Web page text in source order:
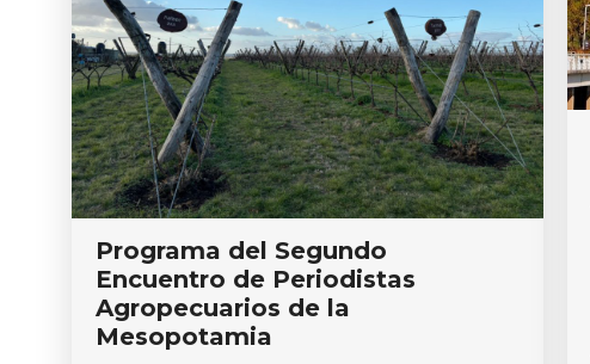
Programa del Segundo
Encuentro de Periodistas
Agropecuarios de la
Mesopotamia